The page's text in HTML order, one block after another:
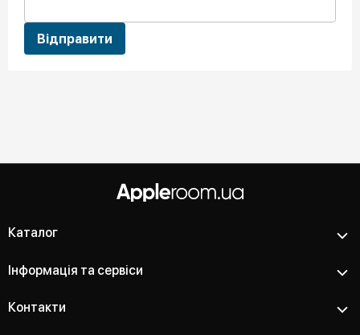
Відправити
Каталог
Інформація та сервіси
Контакти